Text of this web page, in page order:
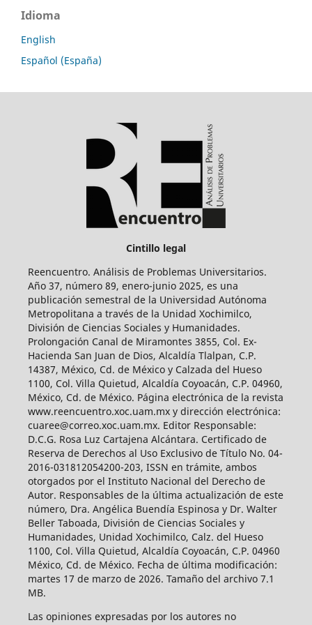
Idioma
English
Español (España)
Cintillo legal
Reencuentro. Análisis de Problemas Universitarios.
Año 37, número 89, enero-junio 2025, es una
publicación semestral de la Universidad Autónoma
Metropolitana a través de la Unidad Xochimilco,
División de Ciencias Sociales y Humanidades.
Prolongación Canal de Miramontes 3855, Col. Ex-
Hacienda San Juan de Dios, Alcaldía Tlalpan, C.P.
14387, México, Cd. de México y Calzada del Hueso
1100, Col. Villa Quietud, Alcaldía Coyoacán, C.P. 04960,
México, Cd. de México. Página electrónica de la revista
www.reencuentro.xoc.uam.mx y dirección electrónica:
cuaree@correo.xoc.uam.mx. Editor Responsable:
D.C.G. Rosa Luz Cartajena Alcántara. Certificado de
Reserva de Derechos al Uso Exclusivo de Título No. 04-
2016-031812054200-203, ISSN en trámite, ambos
otorgados por el Instituto Nacional del Derecho de
Autor. Responsables de la última actualización de este
número, Dra. Angélica Buendía Espinosa y Dr. Walter
Beller Taboada, División de Ciencias Sociales y
Humanidades, Unidad Xochimilco, Calz. del Hueso
1100, Col. Villa Quietud, Alcaldía Coyoacán, C.P. 04960
México, Cd. de México. Fecha de última modificación:
martes 17 de marzo de 2026. Tamaño del archivo 7.1
MB.
Las opiniones expresadas por los autores no